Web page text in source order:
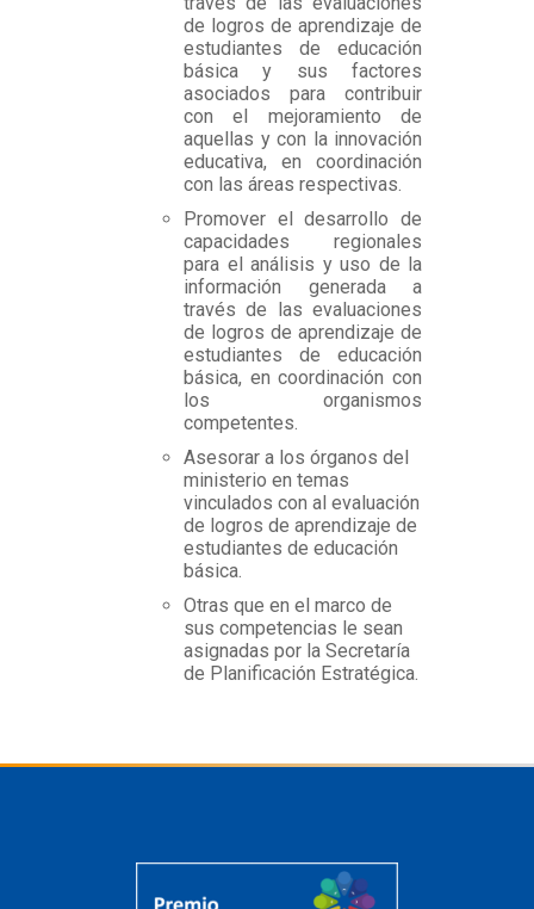
de logros de aprendizaje de
estudiantes de educación
básica y sus factores
asociados para contribuir
con el mejoramiento de
aquellas y con la innovación
educativa, en coordinación
con las áreas respectivas.
Promover el desarrollo de
capacidades regionales
para el análisis y uso de la
información generada a
través de las evaluaciones
de logros de aprendizaje de
estudiantes de educación
básica, en coordinación con
los organismos
competentes.
Asesorar a los órganos del
ministerio en temas
vinculados con al evaluación
de logros de aprendizaje de
estudiantes de educación
básica.
Otras que en el marco de
sus competencias le sean
asignadas por la Secretaría
de Planificación Estratégica.